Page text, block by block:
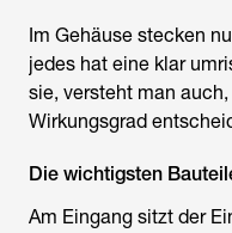
Im Gehäuse stecken
jedes hat eine klar
sie, versteht man
Wirkungsgrad
Die wichtigsten
Am Eingang sitzt der